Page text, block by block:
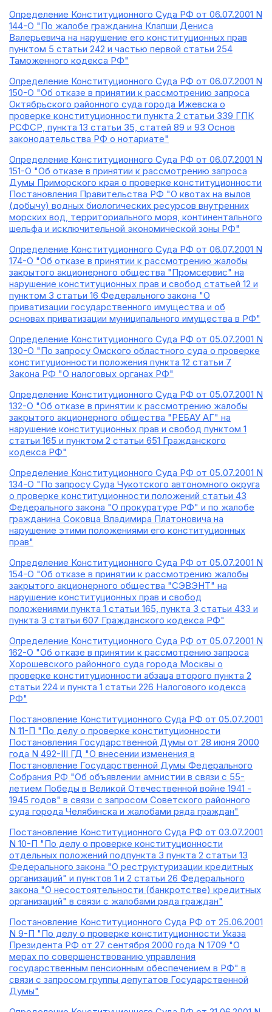
Определение Конституционного Суда РФ от 06.07.2001 N
144-О "По жалобе гражданина Клапши Дениса
Валерьевича на нарушение его конституционных прав
пунктом 5 статьи 242 и частью первой статьи 254
Таможенного кодекса РФ"
Определение Конституционного Суда РФ от 06.07.2001 N
150-О "Об отказе в принятии к рассмотрению запроса
Октябрьского районного суда города Ижевска о
проверке конституционности пункта 2 статьи 339 ГПК
РСФСР, пункта 13 статьи 35, статей 89 и 93 Основ
законодательства РФ о нотариате"
Определение Конституционного Суда РФ от 06.07.2001 N
151-О "Об отказе в принятии к рассмотрению запроса
Думы Приморского края о проверке конституционности
Постановления Правительства РФ "О квотах на вылов
(добычу) водных биологических ресурсов внутренних
морских вод, территориального моря, континентального
шельфа и исключительной экономической зоны РФ"
Определение Конституционного Суда РФ от 06.07.2001 N
174-О "Об отказе в принятии к рассмотрению жалобы
закрытого акционерного общества "Промсервис" на
нарушение конституционных прав и свобод статьей 12 и
пунктом 3 статьи 16 Федерального закона "О
приватизации государственного имущества и об
основах приватизации муниципального имущества в РФ"
Определение Конституционного Суда РФ от 05.07.2001 N
130-О "По запросу Омского областного суда о проверке
конституционности положения пункта 12 статьи 7
Закона РФ "О налоговых органах РФ"
Определение Конституционного Суда РФ от 05.07.2001 N
132-О "Об отказе в принятии к рассмотрению жалобы
закрытого акционерного общества "РЕБАУ АГ" на
нарушение конституционных прав и свобод пунктом 1
статьи 165 и пунктом 2 статьи 651 Гражданского
кодекса РФ"
Определение Конституционного Суда РФ от 05.07.2001 N
134-О "По запросу Суда Чукотского автономного округа
о проверке конституционности положений статьи 43
Федерального закона "О прокуратуре РФ" и по жалобе
гражданина Соковца Владимира Платоновича на
нарушение этими положениями его конституционных
прав"
Определение Конституционного Суда РФ от 05.07.2001 N
154-О "Об отказе в принятии к рассмотрению жалобы
закрытого акционерного общества "СЭВЭНТ" на
нарушение конституционных прав и свобод
положениями пункта 1 статьи 165, пункта 3 статьи 433 и
пункта 3 статьи 607 Гражданского кодекса РФ"
Определение Конституционного Суда РФ от 05.07.2001 N
162-О "Об отказе в принятии к рассмотрению запроса
Хорошевского районного суда города Москвы о
проверке конституционности абзаца второго пункта 2
статьи 224 и пункта 1 статьи 226 Налогового кодекса
РФ"
Постановление Конституционного Суда РФ от 05.07.2001
N 11-П "По делу о проверке конституционности
Постановления Государственной Думы от 28 июня 2000
года N 492-III ГД "О внесении изменения в
Постановление Государственной Думы Федерального
Собрания РФ "Об объявлении амнистии в связи с 55-
летием Победы в Великой Отечественной войне 1941 -
1945 годов" в связи с запросом Советского районного
суда города Челябинска и жалобами ряда граждан"
Постановление Конституционного Суда РФ от 03.07.2001
N 10-П "По делу о проверке конституционности
отдельных положений подпункта 3 пункта 2 статьи 13
Федерального закона "О реструктуризации кредитных
организаций" и пунктов 1 и 2 статьи 26 Федерального
закона "О несостоятельности (банкротстве) кредитных
организаций" в связи с жалобами ряда граждан"
Постановление Конституционного Суда РФ от 25.06.2001
N 9-П "По делу о проверке конституционности Указа
Президента РФ от 27 сентября 2000 года N 1709 "О
мерах по совершенствованию управления
государственным пенсионным обеспечением в РФ" в
связи с запросом группы депутатов Государственной
Думы"